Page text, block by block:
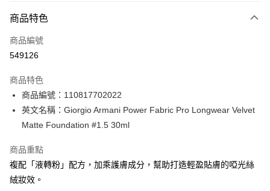
信用卡
Apple Pay
PayMe
WeChat Pay
送貨方式
順豐自助櫃 - 確認發貨後1-3個工作天送達
商品特色
商品編號
549126
商品特色
商品編號：110817702022
英文名稱：Giorgio Armani Power Fabric Pro Longwear Velvet
Matte Foundation #1.5 30ml
商品重點
複配「液轉粉」配方，加乘護膚成分，幫助打造輕盈貼膚的啞光絲
絨妝效。